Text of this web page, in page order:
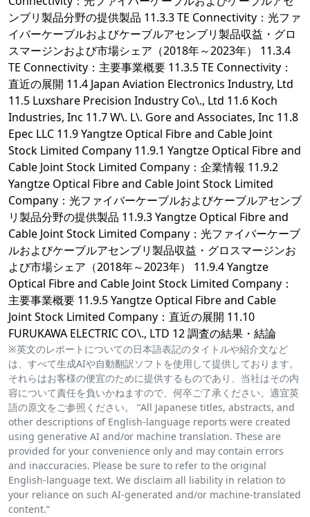
ンブリ製品分野の提供製品 11.3.3 TE Connectivity：光ファ
イバーケーブルおよびケーブルアセンブリ製品収益・グロ
スマージンおよび市場シェア（2018年～2023年） 11.3.4
TE Connectivity：主要事業概要 11.3.5 TE Connectivity：
直近の展開 11.4 Japan Aviation Electronics Industry, Ltd
11.5 Luxshare Precision Industry Co\., Ltd 11.6 Koch
Industries, Inc 11.7 W\. L\. Gore and Associates, Inc 11.8
Epec LLC 11.9 Yangtze Optical Fibre and Cable Joint
Stock Limited Company 11.9.1 Yangtze Optical Fibre and
Cable Joint Stock Limited Company：企業情報 11.9.2
Yangtze Optical Fibre and Cable Joint Stock Limited
Company：光ファイバーケーブルおよびケーブルアセンブ
リ製品分野の提供製品 11.9.3 Yangtze Optical Fibre and
Cable Joint Stock Limited Company：光ファイバーケーブ
ルおよびケーブルアセンブリ製品収益・グロスマージンお
よび市場シェア（2018年～2023年） 11.9.4 Yangtze
Optical Fibre and Cable Joint Stock Limited Company：
主要事業概要 11.9.5 Yangtze Optical Fibre and Cable
Joint Stock Limited Company：直近の展開 11.10
FURUKAWA ELECTRIC CO\., LTD 12 調査の結果・結論
※英文のレポートについての日本語表記のタイトルや紹介文など
は、すべて生成AIや自動翻訳ソフトを使用して提供しております。
それらはお客様の便宜のために提供するものであり、当社はその内
容について責任を負いかねますので、何卒ご了承ください。適宜英
語の原文をご参照ください。 “All Japanese titles, abstracts, and
other descriptions of English-language reports were created
using generative AI and/or machine translation. These are
provided for your convenience only and may contain errors
and inaccuracies. Please be sure to refer to the original
English-language text. We disclaim all liability in relation to
your reliance on such AI-generated and/or machine-translated
content.”